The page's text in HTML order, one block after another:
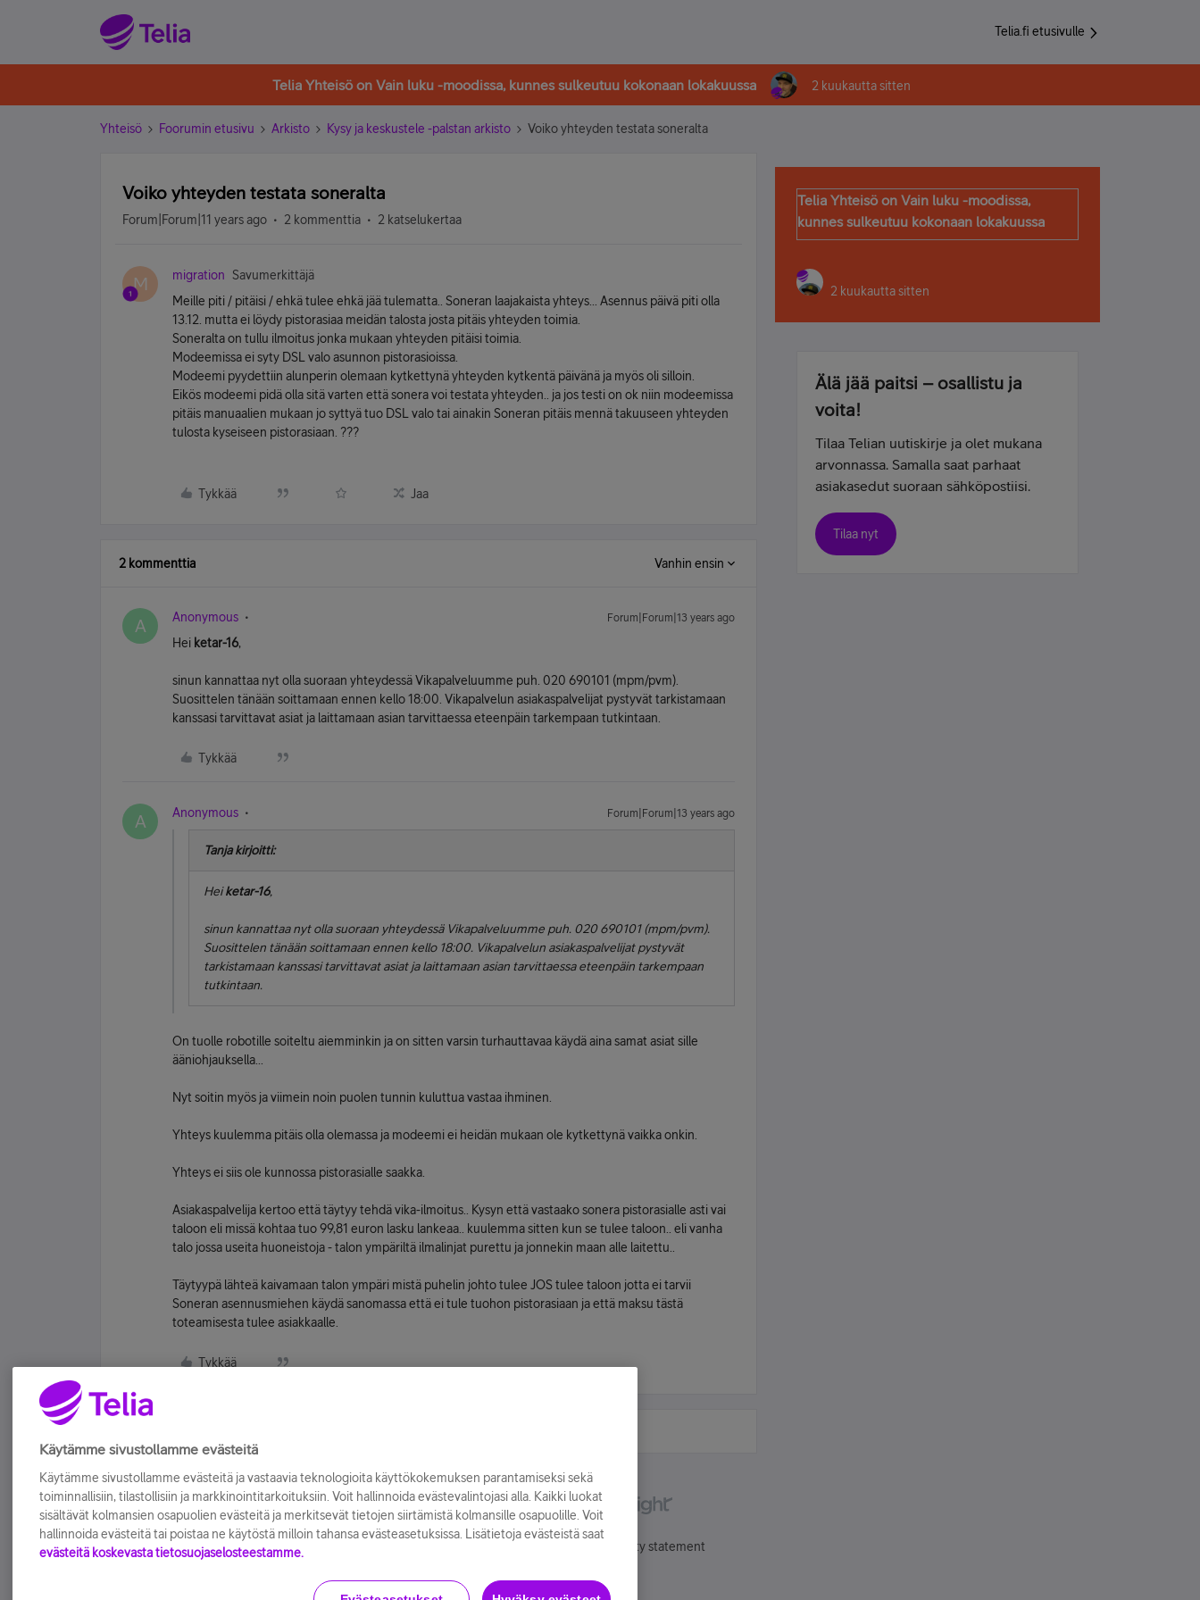
Telia.fi etusivulle
Telia Yhteisö on Vain luku -moodissa, kunnes sulkeutuu kokonaan lokakuussa 2 kuukautta sitten
Yhteisö Foorumin etusivu Arkisto Kysy ja keskustele -palstan arkisto Voiko yhteyden testata soneralta
Voiko yhteyden testata soneralta
Forum|Forum|11 years ago 2 kommenttia 2 katselukertaa
M migration
Savumerkittäjä
Meille piti / pitäisi / ehkä tulee ehkä jää tulematta.. Soneran laajakaista yhteys... Asennus päivä piti olla
13.12. mutta ei löydy pistorasiaa meidän talosta josta pitäis yhteyden toimia.
Soneralta on tullu ilmoitus jonka mukaan yhteyden pitäisi toimia.
Modeemissa ei syty DSL valo asunnon pistorasioissa.
Modeemi pyydettiin alunperin olemaan kytkettynä yhteyden kytkentä päivänä ja myös oli silloin.
Eikös modeemi pidä olla sitä varten että sonera voi testata yhteyden.. ja jos testi on ok niin modeemissa
pitäis manuaalien mukaan jo syttyä tuo DSL valo tai ainakin Soneran pitäis mennä takuuseen yhteyden
tulosta kyseiseen pistorasiaan. ???
Tykkää Jaa
2 kommenttia Vanhin ensin
A Anonymous Forum|Forum|13 years ago
Hei ketar-16,
sinun kannattaa nyt olla suoraan yhteydessä Vikapalveluumme puh. 020 690101 (mpm/pvm).
Suosittelen tänään soittamaan ennen kello 18:00. Vikapalvelun asiakaspalvelijat pystyvät tarkistamaan
kanssasi tarvittavat asiat ja laittamaan asian tarvittaessa eteenpäin tarkempaan tutkintaan.
Tykkää
A Anonymous Forum|Forum|13 years ago
Tanja kirjoitti:
Heiketar-16,
sinun kannattaa nyt olla suoraan yhteydessä Vikapalveluumme puh. 020 690101 (mpm/pvm).
Suosittelen tänään soittamaan ennen kello 18:00. Vikapalvelun asiakaspalvelijat pystyvät
tarkistamaan kanssasi tarvittavat asiat ja laittamaan asian tarvittaessa eteenpäin tarkempaan
tutkintaan.
On tuolle robotille soiteltu aiemminkin ja on sitten varsin turhauttavaa käydä aina samat asiat sille
ääniohjauksella...
Nyt soitin myös ja viimein noin puolen tunnin kuluttua vastaa ihminen.
Yhteys kuulemma pitäis olla olemassa ja modeemi ei heidän mukaan ole kytkettynä vaikka onkin.
Yhteys ei siis ole kunnossa pistorasialle saakka.
Asiakaspalvelija kertoo että täytyy tehdä vika-ilmoitus.. Kysyn että vastaako sonera pistorasialle asti vai
taloon eli missä kohtaa tuo 99,81 euron lasku lankeaa.. kuulemma sitten kun se tulee taloon.. eli vanha
talo jossa useita huoneistoja - talon ympäriltä ilmalinjat purettu ja jonnekin maan alle laitettu..
Täytyypä lähteä kaivamaan talon ympäri mistä puhelin johto tulee JOS tulee taloon jotta ei tarvii
Soneran asennusmiehen käydä sanomassa että ei tule tuohon pistorasiaan ja että maksu tästä
toteamisesta tulee asiakkaalle.
Tykkää
Telia Yhteisö on Vain luku -moodissa,
kunnes sulkeutuu kokonaan lokakuussa
2 kuukautta sitten
Älä jää paitsi – osallistu ja
voita!
Tilaa Telian uutiskirje ja olet mukana
arvonnassa. Samalla saat parhaat
asiakasedut suoraan sähköpostiisi.
Tilaa nyt
Accessibility statement
Käytämme sivustollamme evästeitä
Käytämme sivustollamme evästeitä ja vastaavia teknologioita käyttökokemuksen parantamiseksi sekä
toiminnallisiin, tilastollisiin ja markkinointitarkoituksiin. Voit hallinnoida evästevalintojasi alla. Kaikki luokat
sisältävät kolmansien osapuolien evästeitä ja merkitsevät tietojen siirtämistä kolmansille osapuolille. Voit
hallinnoida evästeitä tai poistaa ne käytöstä milloin tahansa evästeasetuksissa. Lisätietoja evästeistä saat
evästeitä koskevasta tietosuojaselosteestamme.